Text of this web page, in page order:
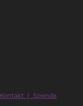
Kontakt Spende